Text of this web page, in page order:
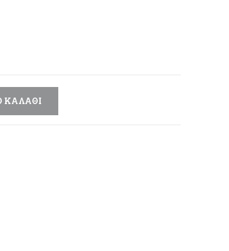
ΚΑΛΆΘΙ